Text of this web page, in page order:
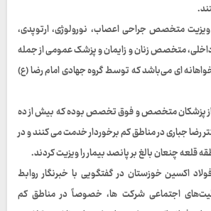
متخصص جراحی اعصاب، نورولوژی، ارتوپدی،
متخصص زنان و زایمان و پزشک عمومی از جمله
ای می‌باشد که توسط گروه جهادی امام رضا (ع)
پزشکان متخصص و فوق تخصص بوده که بیش از ده
رضا جباری در مناطق کم برخوردار خدمت می کنند و در
چنعان بالغ بر پانصد بیمار را ویزیت کردند.
اکسین خوزستان در گفتگویی با خبرنگار روابط
اجتماعی شرکت ها، خصوصاً در مناطق کم